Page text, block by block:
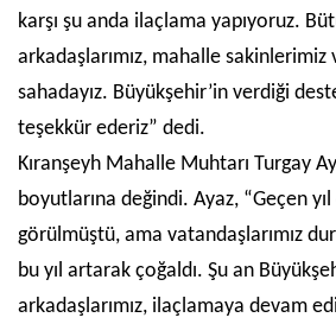
karşı şu anda ilaçlama yapıyoruz.
arkadaşlarımız, mahalle
sahadayız. Büyükşehir’in verdiği
teşekkür ederiz” dedi.
Kıranşeyh Mahalle Muhtarı Turgay
boyutlarına değindi. Ayaz, “Geçen
görülmüştü, ama vatandaşlarımız
bu yıl artarak çoğaldı. Şu an
arkadaşlarımız, ilaçlamaya devam